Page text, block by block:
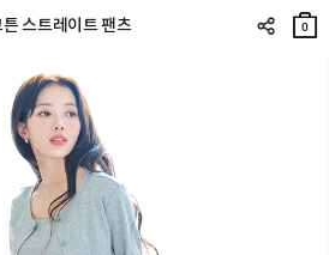
튼 스트레이트 팬츠
장바
구니
0